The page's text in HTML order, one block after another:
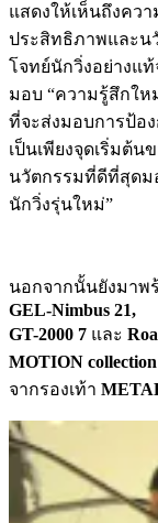
แสดงให้เห็นถึงคว
ประสิทธิภาพและน
โจทย์นักวิ่งอย่างแ
มอบ “ความรู้สึกใ
ที่จะส่งมอบการป้อ
เป็นเพียงจุดเริ่มต้น
นวัตกรรมที่ดีที่สุดม
นักวิ่งรุ่นใหม่”
นอกจากนั้นยังมาพ
GEL-Nimbus 21,
GT-2000 7 และ
MOTION collection
จากรองเท้า